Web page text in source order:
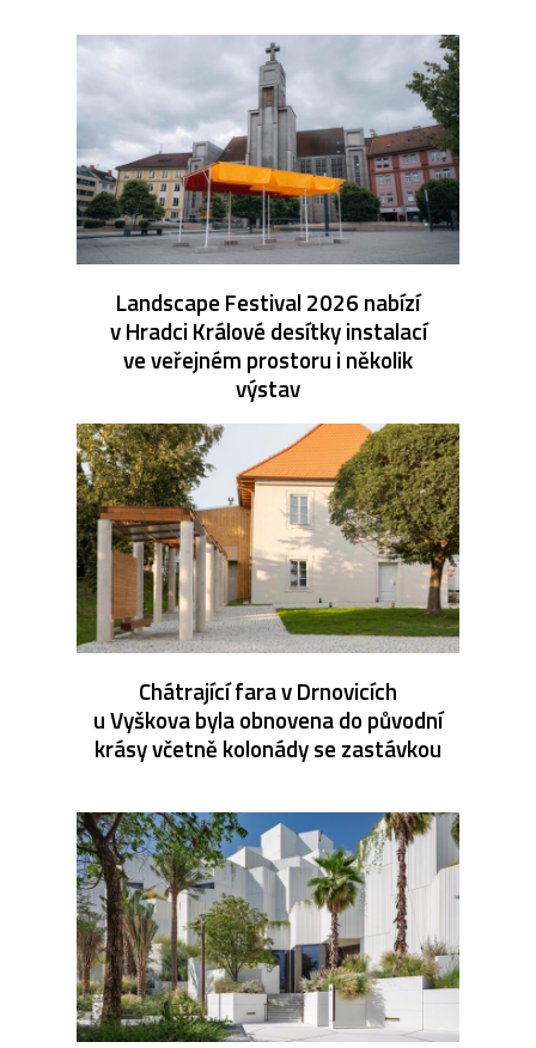
Landscape Festival 2026 nabízí
v Hradci Králové desítky instalací
ve veřejném prostoru i několik
výstav
Chátrající fara v Drnovicích
u Vyškova byla obnovena do původní
krásy včetně kolonády se zastávkou